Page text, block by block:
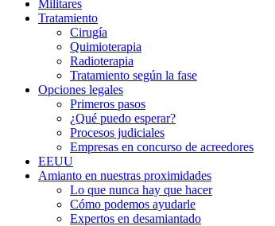
Militares
Tratamiento
Cirugía
Quimioterapia
Radioterapia
Tratamiento según la fase
Opciones legales
Primeros pasos
¿Qué puedo esperar?
Procesos judiciales
Empresas en concurso de acreedores
EEUU
Amianto en nuestras proximidades
Lo que nunca hay que hacer
Cómo podemos ayudarle
Expertos en desamiantado